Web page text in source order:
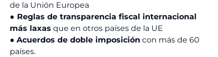
de la Unión Europea
● Reglas de transparencia fiscal internacional
más laxas que en otros países de la UE
● Acuerdos de doble imposición con más de 60
países.